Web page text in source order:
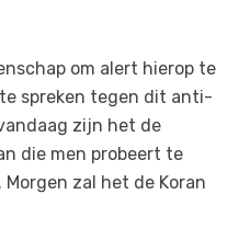
om alert hierop te
spreken tegen dit anti-
zijn het de
die men probeert te
zal het de Koran